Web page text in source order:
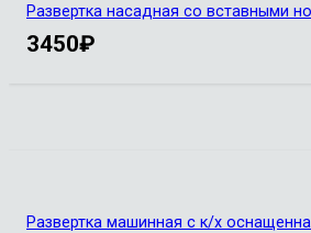
Развертка насадная со вставными
3450₽
Развертка машинная с к/х